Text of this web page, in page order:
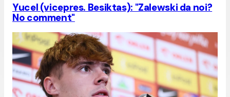
Yucel (vicepres. Besiktas): "Zalewski da noi?
No comment"